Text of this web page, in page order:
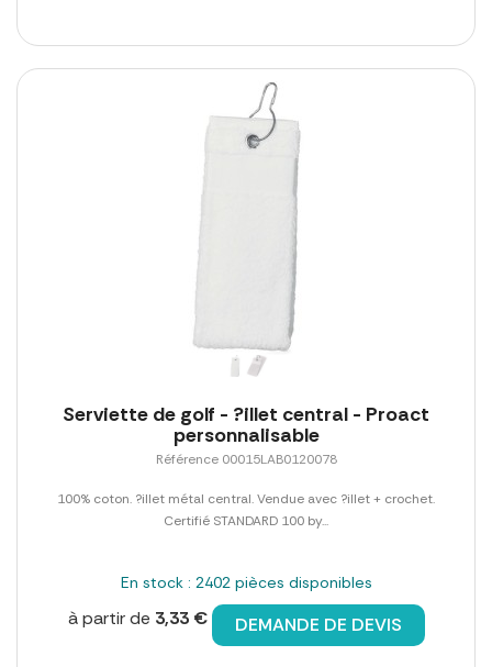
Serviette de golf - ?illet central - Proact
personnalisable
Référence 00015LAB0120078
100% coton. ?illet métal central. Vendue avec ?illet + crochet.
Certifié STANDARD 100 by...
En stock : 2402 pièces disponibles
à partir de 3,33 € DEMANDE DE DEVIS